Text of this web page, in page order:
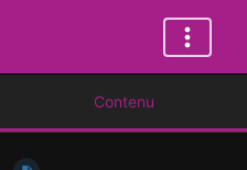
Contenu